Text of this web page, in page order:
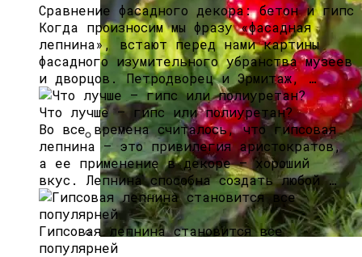
Как Оформить Наследство, Находясь
За Границей
Сравнение фасадного декора: бетон и гипс
Когда произносим мы фразу «фасадная
лепнина», встают перед нами картины
фасадного изумительного убранства музеев
и дворцов. Петродворец и Эрмитаж, …
Что лучше — гипс или полиуретан?
Во все времена считалось, что гипсовая
лепнина — это привилегия аристократов,
а ее применение в декоре — хороший
вкус. Лепнина способна создать любой …
Гипсовая лепнина становится все
популярней